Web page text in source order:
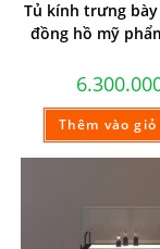
Tủ kính trưng
đồng hồ mỹ
Thêm vào